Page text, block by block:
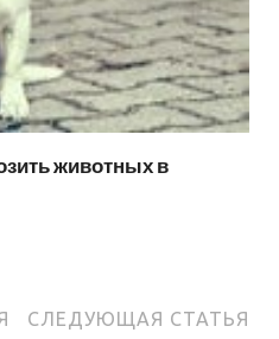
животных в
СЛЕДУЮЩАЯ СТАТЬЯ